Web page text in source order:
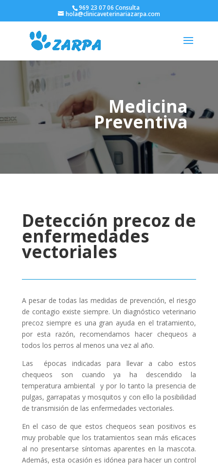
969 23 07 06 Consulta
hola@clinicaveterinariazarpa.com
Medicina
Preventiva
Detección precoz de
enfermedades
vectoriales
A pesar de todas las medidas de prevención, el riesgo
de contagio existe siempre. Un diagnóstico veterinario
precoz siempre es una gran ayuda en el tratamiento,
por esta razón, recomendamos hacer chequeos a
todos los perros al menos una vez al año.
Las épocas indicadas para llevar a cabo estos
chequeos son cuando ya ha descendido la
temperatura ambiental y por lo tanto la presencia de
pulgas, garrapatas y mosquitos y con ello la posibilidad
de transmisión de las enfermedades vectoriales.
En el caso de que estos chequeos sean positivos es
muy probable que los tratamientos sean más eﬁcaces
al no presentarse síntomas aparentes en la mascota.
Además, esta ocasión es idónea para hacer un control